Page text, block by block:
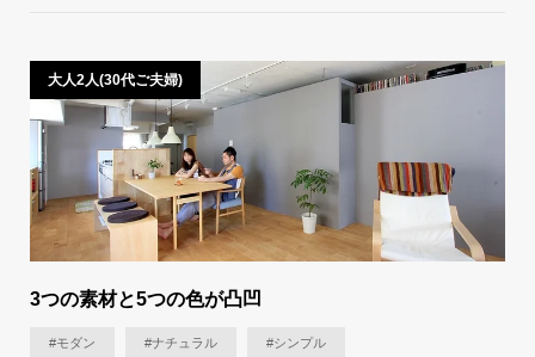
大人2人(30代ご夫婦)
3つの素材と5つの色が凸凹
#モダン #ナチュラル #シンプル